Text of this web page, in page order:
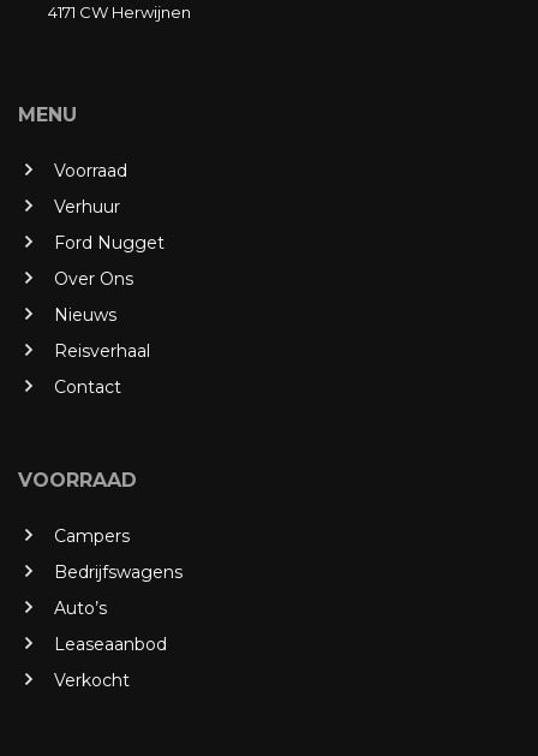
4171 CW Herwijnen
MENU
Voorraad
Verhuur
Ford Nugget
Over Ons
Nieuws
Reisverhaal
Contact
VOORRAAD
Campers
Bedrijfswagens
Auto’s
Leaseaanbod
Verkocht